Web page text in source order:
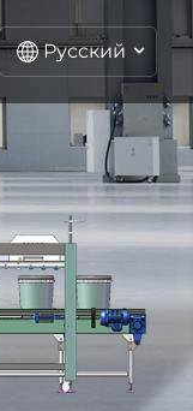
Русский
English
español